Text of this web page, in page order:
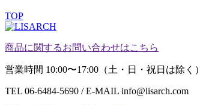
TOP
商品に関するお問い合わせはこちら
営業時間 10:00〜17:00（土・日・祝日は除く）
TEL 06-6484-5690 / E-MAIL info@lisarch.com